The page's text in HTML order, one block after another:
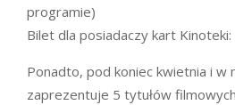
programie)
Bilet dla posiadaczy kart Kinoteki:
Ponadto, pod koniec kwietnia i w
zaprezentuje 5 tytułów